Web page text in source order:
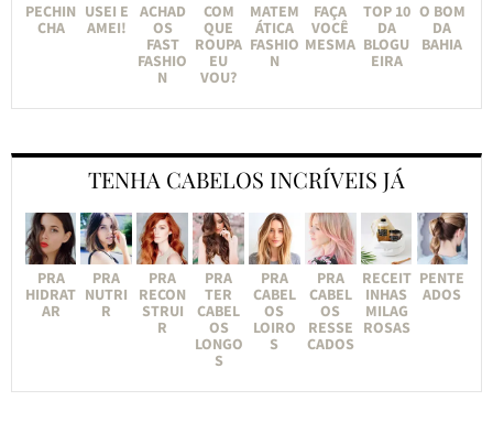
PECHIN
CHA
USEI E
AMEI!
ACHAD
OS
FAST
FASHIO
N
COM
QUE
ROUPA
EU
VOU?
MATEM
ÁTICA
FASHIO
N
FAÇA
VOCÊ
MESMA
TOP 10
DA
BLOGU
EIRA
O BOM
DA
BAHIA
TENHA CABELOS INCRÍVEIS JÁ
PRA
HIDRAT
AR
PRA
NUTRI
R
PRA
RECON
STRUI
R
PRA
TER
CABEL
OS
LONGO
S
PRA
CABEL
OS
LOIRO
S
PRA
CABEL
OS
RESSE
CADOS
RECEIT
INHAS
MILAG
ROSAS
PENTE
ADOS